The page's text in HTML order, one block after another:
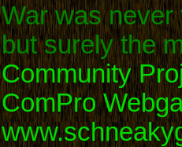
War was never
but surely the
Community
ComPro